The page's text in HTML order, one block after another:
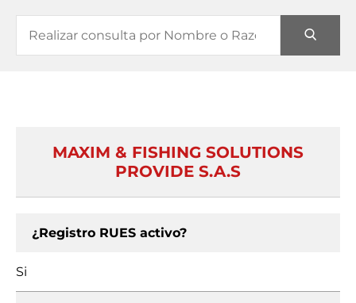
MAXIM & FISHING SOLUTIONS
PROVIDE S.A.S
¿Registro RUES activo?
Si